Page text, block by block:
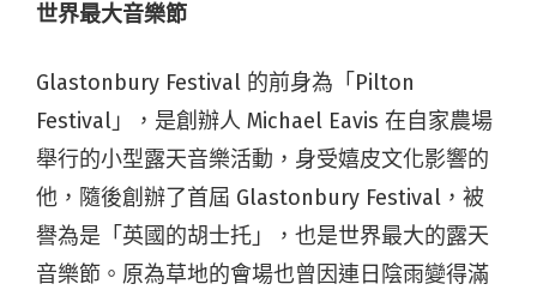
世界最大音樂節
Glastonbury Festival 的前身為「Pilton
Festival」，是創辦人 Michael Eavis 在自家農場
舉行的小型露天音樂活動，身受嬉皮文化影響的
他，隨後創辦了首屆 Glastonbury Festival，被
譽為是「英國的胡士托」，也是世界最大的露天
音樂節。原為草地的會場也曾因連日陰雨變得滿